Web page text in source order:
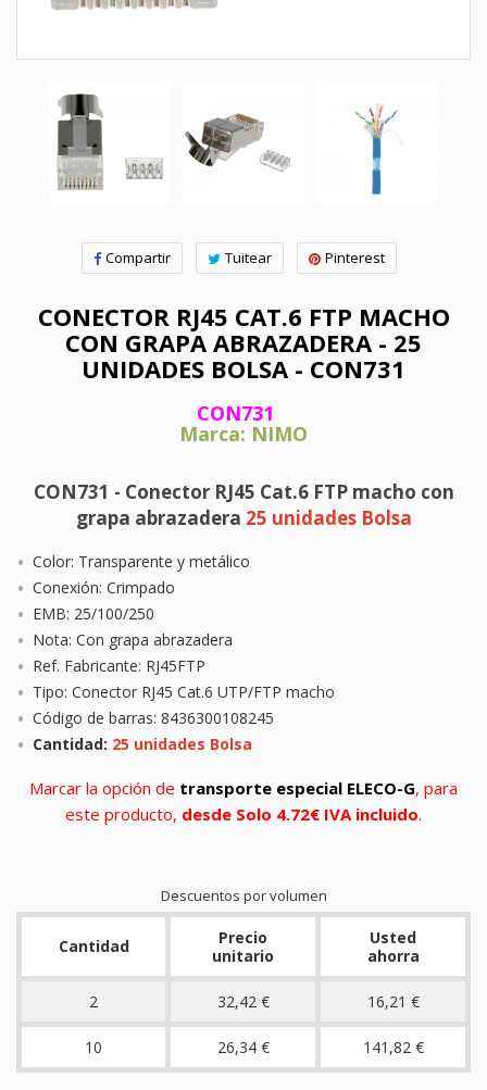
Compartir Tuitear Pinterest
CONECTOR RJ45 CAT.6 FTP MACHO
CON GRAPA ABRAZADERA - 25
UNIDADES BOLSA - CON731
CON731
Marca: NIMO
CON731 - Conector RJ45 Cat.6 FTP macho con
grapa abrazadera 25 unidades Bolsa
Color: Transparente y metálico
Conexión: Crimpado
EMB: 25/100/250
Nota: Con grapa abrazadera
Ref. Fabricante: RJ45FTP
Tipo: Conector RJ45 Cat.6 UTP/FTP macho
Código de barras: 8436300108245
Cantidad: 25 unidades Bolsa
Marcar la opción de transporte especial ELECO-G, para
este producto, desde Solo 4.72€ IVA incluido.
Descuentos por volumen
Cantidad
Precio
unitario
Usted
ahorra
2 32,42 € 16,21 €
10 26,34 € 141,82 €